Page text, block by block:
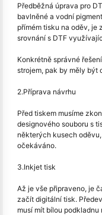
Předběžná úprava pro
bavlněné a vodní
přímém tisku na oděv, je
srovnání s DTF
Konkrétně správné
strojem, pak by měly být
2.Příprava návrhu
Před tiskem musíme
designového souboru s
některých kusech
očekáváno.
3.Inkjet tisk
Až je vše připraveno, je
začít digitální tisk.
musí mít bílou